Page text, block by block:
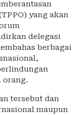
yang akan
delegasi
berbagai
orang.
tersebut dan
maupun